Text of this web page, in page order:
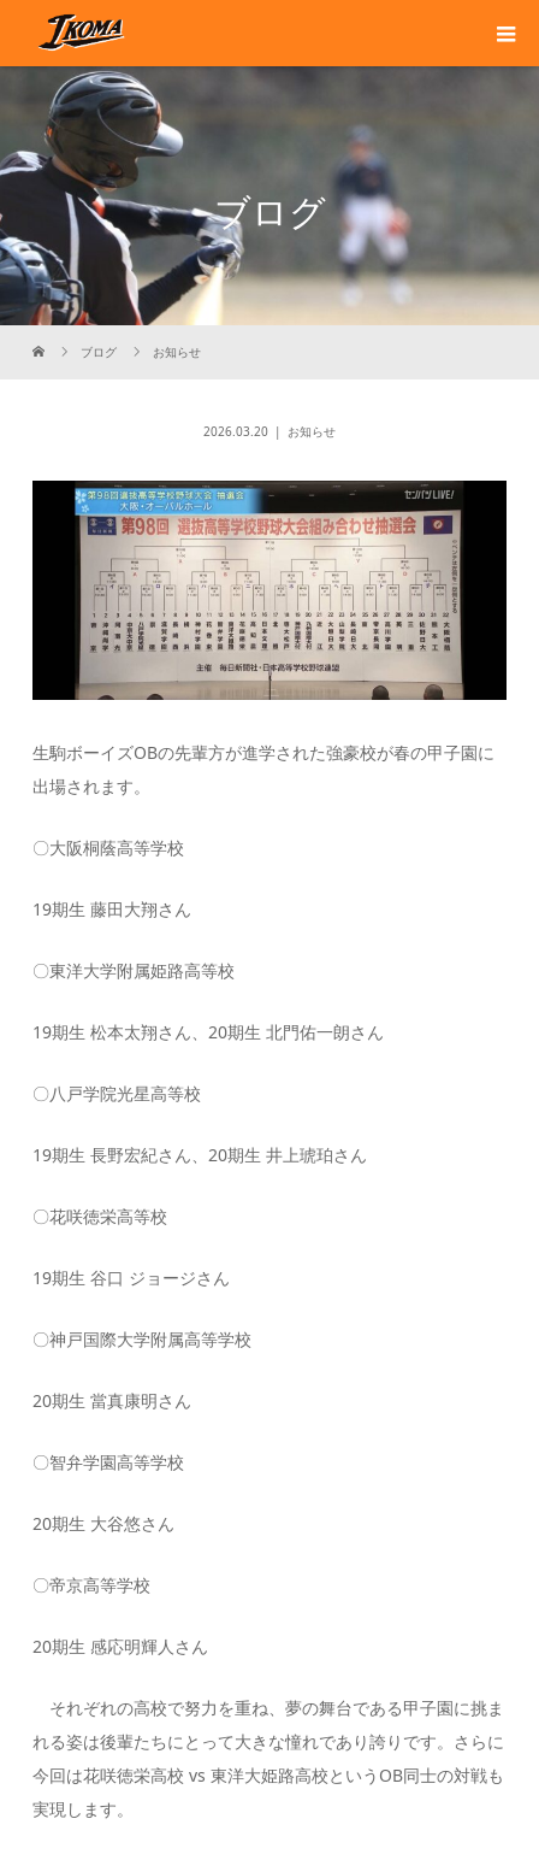
ブログ
ブログ お知らせ
2026.03.20 お知らせ
生駒ボーイズOBの先輩方が進学された強豪校が春の甲子園に
出場されます。
〇大阪桐蔭高等学校
19期生 藤田大翔さん
〇東洋大学附属姫路高等校
19期生 松本太翔さん、20期生 北門佑一朗さん
〇八戸学院光星高等校
19期生 長野宏紀さん、20期生 井上琥珀さん
〇花咲徳栄高等校
19期生 谷口 ジョージさん
〇神戸国際大学附属高等学校
20期生 當真康明さん
〇智弁学園高等学校
20期生 大谷悠さん
〇帝京高等学校
20期生 感応明輝人さん
それぞれの高校で努力を重ね、夢の舞台である甲子園に挑ま
れる姿は後輩たちにとって大きな憧れであり誇りです。さらに
今回は花咲徳栄高校 vs 東洋大姫路高校というOB同士の対戦も
実現します。